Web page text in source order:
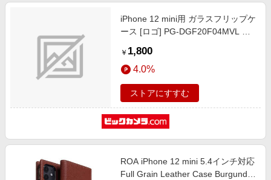
iPhone 12 mini用 ガラスフリップケ
ース [ロゴ] PG-DGF20F04MVL ロ
￥ 1,800
4.0%
ストアにすすむ
ROA iPhone 12 mini 5.4インチ対応
Full Grain Leather Case Burgundy